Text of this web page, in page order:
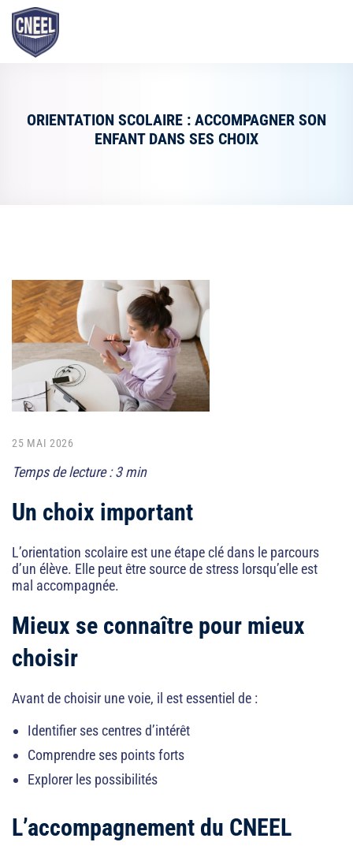
ORIENTATION SCOLAIRE : ACCOMPAGNER SON
ENFANT DANS SES CHOIX
25 MAI 2026
Temps de lecture : 3 min
Un choix important
L’orientation scolaire est une étape clé dans le parcours
d’un élève. Elle peut être source de stress lorsqu’elle est
mal accompagnée.
Mieux se connaître pour mieux
choisir
Avant de choisir une voie, il est essentiel de :
Identifier ses centres d’intérêt
Comprendre ses points forts
Explorer les possibilités
L’accompagnement du CNEEL